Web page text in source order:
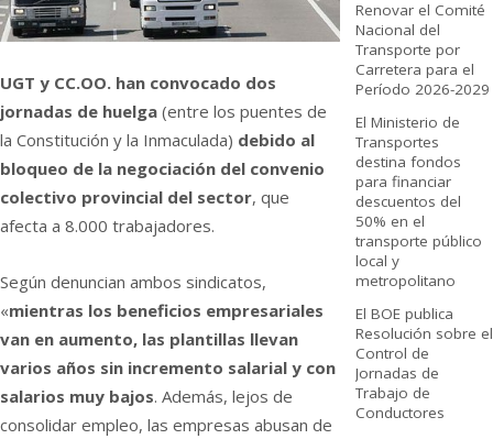
UGT y CC.OO. han convocado dos
jornadas de huelga (entre los puentes de
la Constitución y la Inmaculada) debido al
bloqueo de la negociación del convenio
colectivo provincial del sector, que
afecta a 8.000 trabajadores.
Según denuncian ambos sindicatos,
«mientras los beneficios empresariales
van en aumento, las plantillas llevan
varios años sin incremento salarial y con
salarios muy bajos. Además, lejos de
consolidar empleo, las empresas abusan de
Renovar el Comité
Nacional del
Transporte por
Carretera para el
Período 2026-2029
El Ministerio de
Transportes
destina fondos
para financiar
descuentos del
50% en el
transporte público
local y
metropolitano
El BOE publica
Resolución sobre el
Control de
Jornadas de
Trabajo de
Conductores